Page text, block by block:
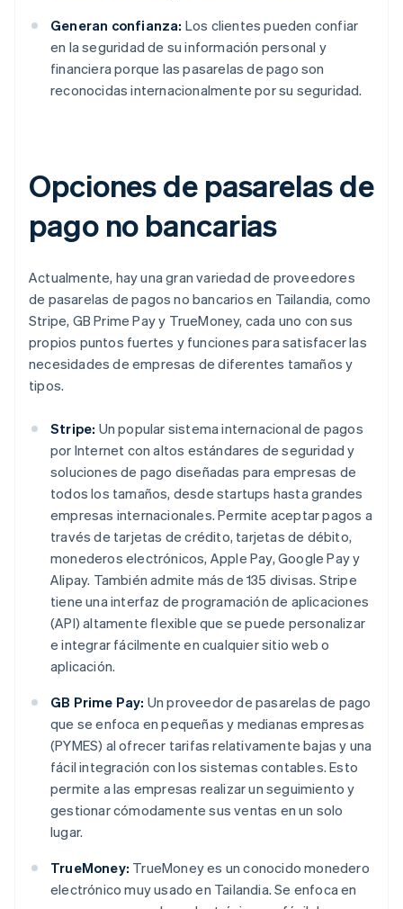
Generan confianza: Los clientes pueden confiar
en la seguridad de su información personal y
financiera porque las pasarelas de pago son
reconocidas internacionalmente por su seguridad.
Opciones de pasarelas de
pago no bancarias
Actualmente, hay una gran variedad de proveedores
de pasarelas de pagos no bancarios en Tailandia, como
Stripe, GB Prime Pay y TrueMoney, cada uno con sus
propios puntos fuertes y funciones para satisfacer las
necesidades de empresas de diferentes tamaños y
tipos.
Stripe: Un popular sistema internacional de pagos
por Internet con altos estándares de seguridad y
soluciones de pago diseñadas para empresas de
todos los tamaños, desde startups hasta grandes
empresas internacionales. Permite aceptar pagos a
través de tarjetas de crédito, tarjetas de débito,
monederos electrónicos, Apple Pay, Google Pay y
Alipay. También admite más de 135 divisas. Stripe
tiene una interfaz de programación de aplicaciones
(API) altamente flexible que se puede personalizar
e integrar fácilmente en cualquier sitio web o
aplicación.
GB Prime Pay: Un proveedor de pasarelas de pago
que se enfoca en pequeñas y medianas empresas
(PYMES) al ofrecer tarifas relativamente bajas y una
fácil integración con los sistemas contables. Esto
permite a las empresas realizar un seguimiento y
gestionar cómodamente sus ventas en un solo
lugar.
TrueMoney: TrueMoney es un conocido monedero
electrónico muy usado en Tailandia. Se enfoca en